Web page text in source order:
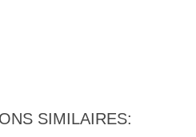
SIMILAIRES: